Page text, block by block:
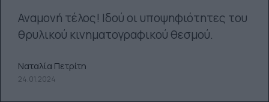
Αναμονή τέλος! Ιδού οι υποψηφιότητες του
θρυλικού κινηματογραφικού θεσμού.
Ναταλία Πετρίτη
24.01.2024